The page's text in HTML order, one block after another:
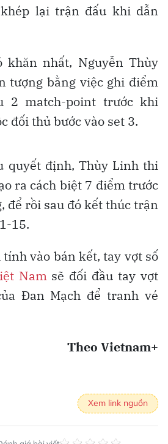
lại trận đấu khi dẫn
khăn nhất, Nguyễn Thùy
tượng bằng việc ghi điểm
2 match-point trước khi
đối thủ bước vào set 3.
quyết định, Thùy Linh thi
ra cách biệt 7 điểm trước
để rồi sau đó kết thúc trận
15.
vào bán kết, tay vợt số
Namsẽ đối đầu tay vợt
Đan Mạch để tranh vé
Theo Vietnam+
Xem link nguồn